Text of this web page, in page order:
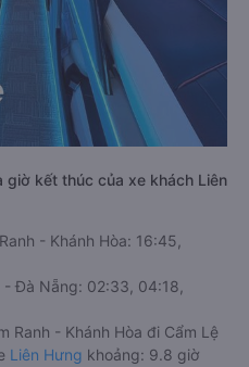
giờ kết thúc của xe khách Liên
- Khánh Hòa: 16:45,
- Đà Nẵng: 02:33, 04:18,
Ranh - Khánh Hòa đi Cẩm Lệ
Liên Hưng khoảng: 9.8 giờ